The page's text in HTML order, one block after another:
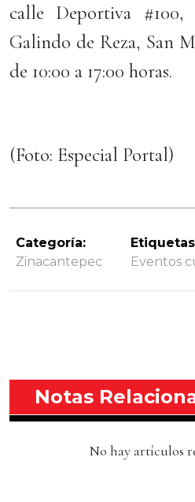
calle Deportiva
Galindo de Reza, San
de 10:00 a 17:00 horas.
(Foto: Especial Portal)
Categoría:
Zinacantepec
Eventos
Notas
No hay artículos